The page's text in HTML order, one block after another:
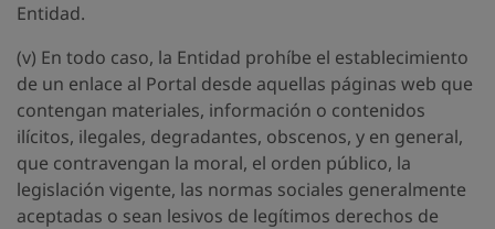
Entidad.
(v) En todo caso, la Entidad prohíbe el establecimiento
de un enlace al Portal desde aquellas páginas web que
contengan materiales, información o contenidos
ilícitos, ilegales, degradantes, obscenos, y en general,
que contravengan la moral, el orden público, la
legislación vigente, las normas sociales generalmente
aceptadas o sean lesivos de legítimos derechos de